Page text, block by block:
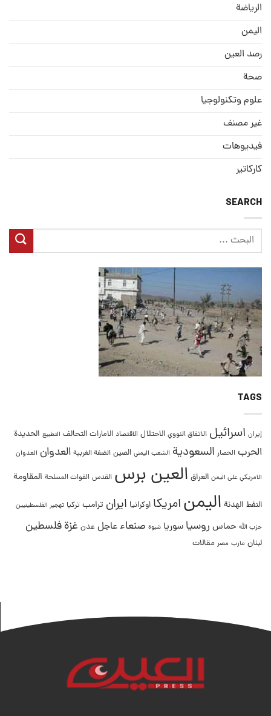
الریاضة
الیمن
رصد العین
صحة
علوم وتكنولوجيا
غير مصنف
فيديوهات
كاركاتير
SEARCH
TAGS
إيران اسرائيل الاتفاق النووي الاحتلال الاقتصاد الامارات التحالف التطبيع الحديدة
الحرب الحصار السعودية الشعب اليمني الصين الضفة الغربية العدوان العدوان
الامريكي على اليمن العراق العين برس القدس القوات المسلحة المقاومة
النفط الهدنة اليمنامريكا اوكرانيا ايران ترامب تركيا تهجير الفلسطينيين
حزب الله حماس روسيا سوريا شبوة صنعاء عاجل عدن غزةفلسطين
لبنان مارب مصر مقالات